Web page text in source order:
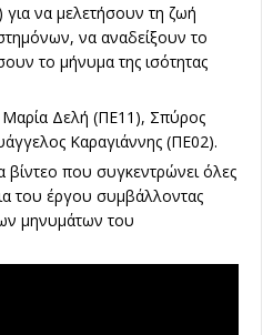
να μελετήσουν τη ζωή
να αναδείξουν το
το μήνυμα της ισότητας
Μαρία Δελή (ΠΕ11), Σπύρος
Καραγιάννης (ΠΕ02).
βίντεο που συγκεντρώνει όλες
του έργου συμβάλλοντας
μηνυμάτων του